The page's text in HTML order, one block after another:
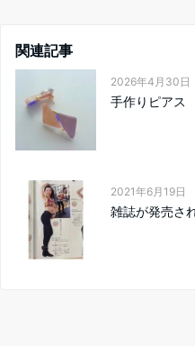
関連記事
2026年4月30日
手作りピアス
2021年6月19日
雑誌が発売さ